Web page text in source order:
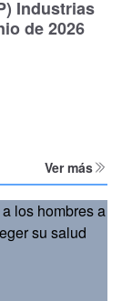
Industrias
de 2026
Ver más